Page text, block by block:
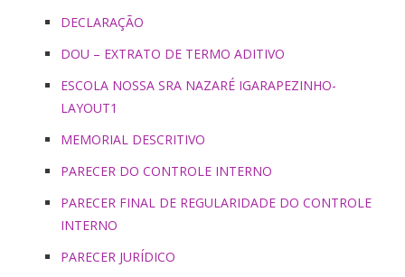
DECLARAÇÃO
DOU – EXTRATO DE TERMO ADITIVO
ESCOLA NOSSA SRA NAZARÉ IGARAPEZINHO-
LAYOUT1
MEMORIAL DESCRITIVO
PARECER DO CONTROLE INTERNO
PARECER FINAL DE REGULARIDADE DO CONTROLE
INTERNO
PARECER JURÍDICO